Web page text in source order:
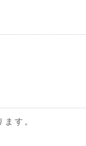
す。